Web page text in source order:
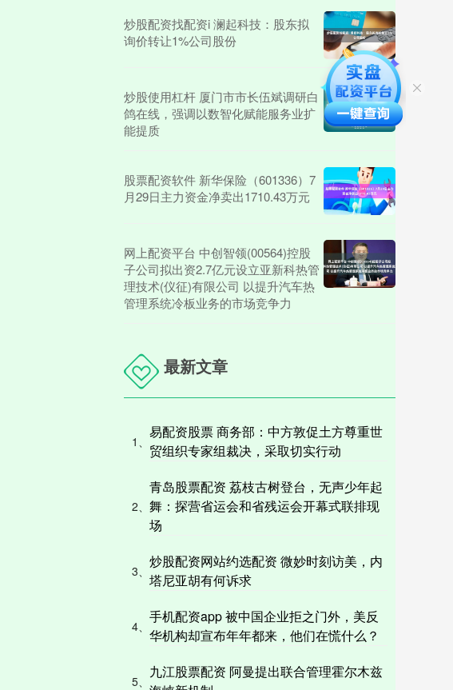
炒股配资找配资i 澜起科技：股东拟
询价转让1%公司股份
炒股使用杠杆 厦门市市长伍斌调研白
鸽在线，强调以数智化赋能服务业扩
能提质
股票配资软件 新华保险（601336）7
月29日主力资金净卖出1710.43万元
网上配资平台 中创智领(00564)控股
子公司拟出资2.7亿元设立亚新科热管
理技术(仪征)有限公司 以提升汽车热
管理系统冷板业务的市场竞争力
最新文章
1、
易配资股票 商务部：中方敦促土方尊重世
贸组织专家组裁决，采取切实行动
2、
青岛股票配资 荔枝古树登台，无声少年起
舞：探营省运会和省残运会开幕式联排现
场
3、
炒股配资网站约选配资 微妙时刻访美，内
塔尼亚胡有何诉求
4、
手机配资app 被中国企业拒之门外，美反
华机构却宣布年年都来，他们在慌什么？
5、
九江股票配资 阿曼提出联合管理霍尔木兹